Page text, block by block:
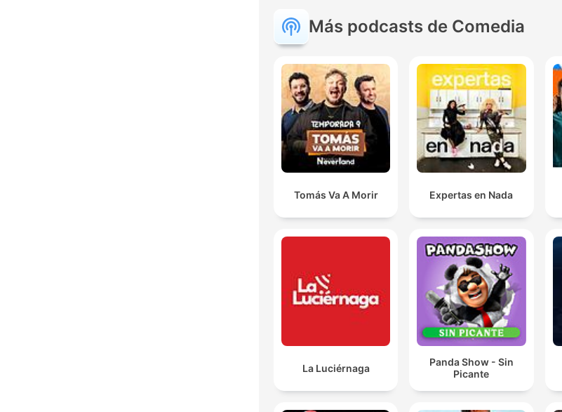
Más podcasts de Comedia
Tomás Va A Morir Expertas en Nada
La Luciérnaga
Panda Show - Sin
Picante